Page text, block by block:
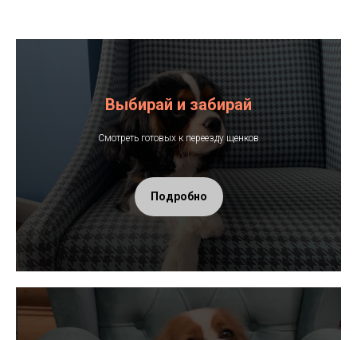
Выбирай и забирай
Смотреть готовых к переезду щенков
Подробно